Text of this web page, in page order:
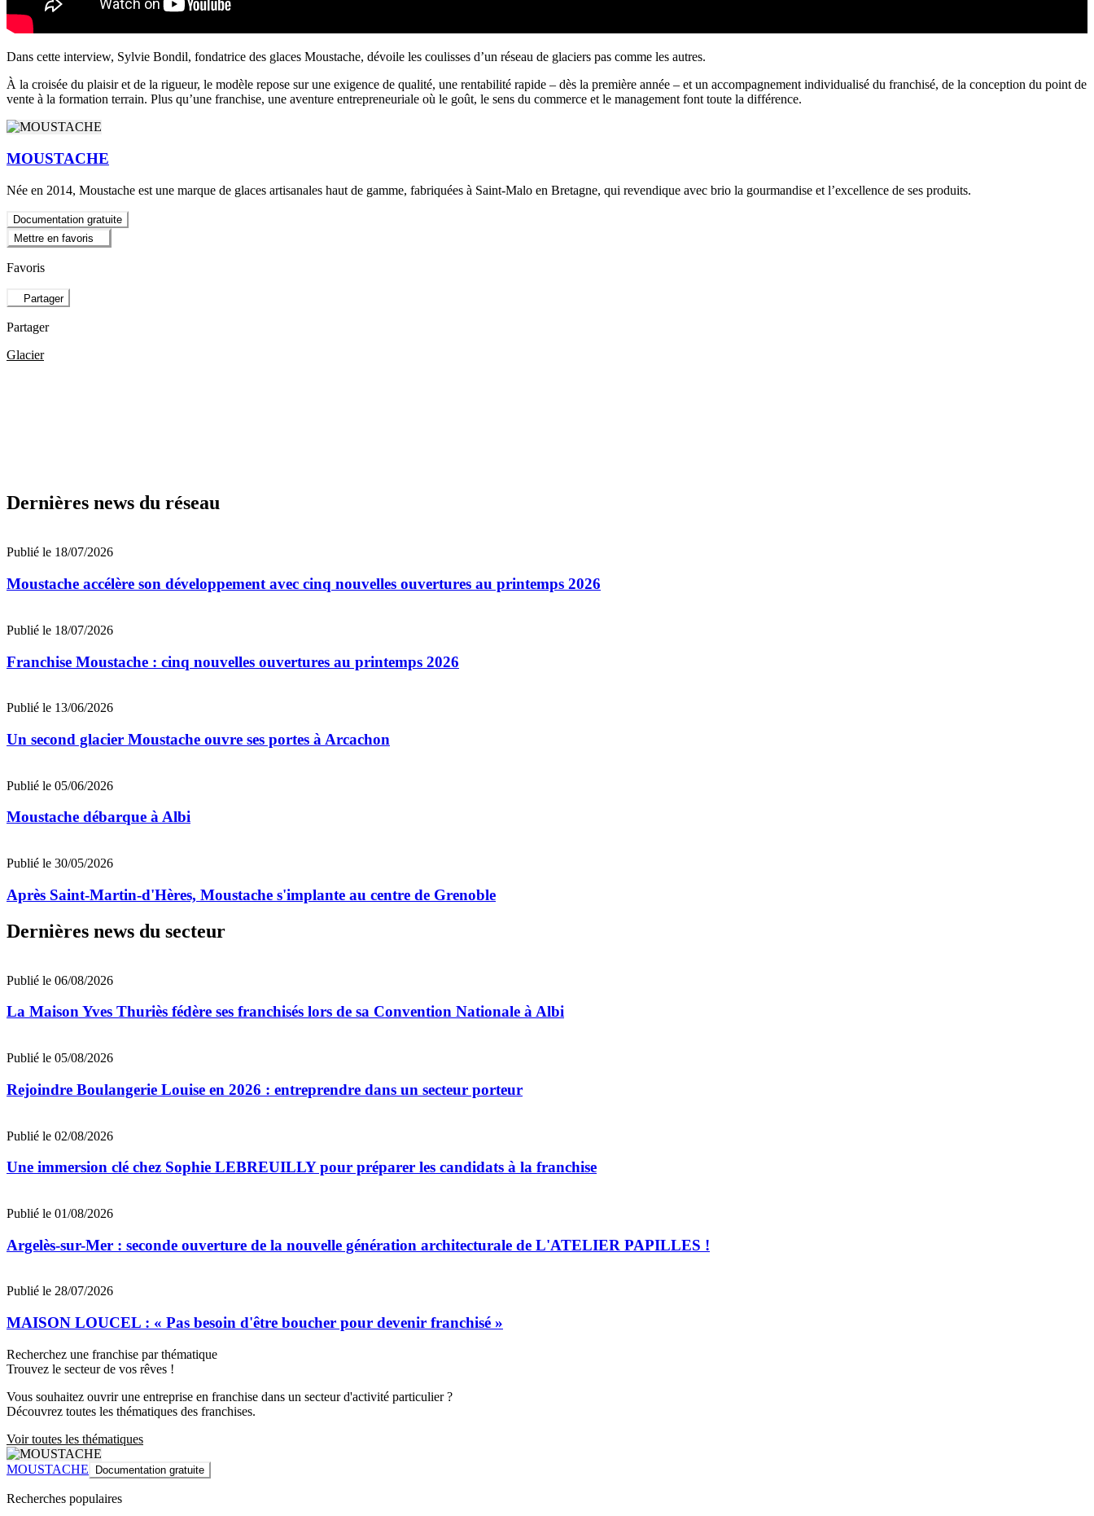
Dans cette interview, Sylvie Bondil, fondatrice des glaces Moustache, dévoile les coulisses d’un réseau de glaciers pas comme les autres.
À la croisée du plaisir et de la rigueur, le modèle repose sur une exigence de qualité, une rentabilité rapide – dès la première année – et un accompagnement individualisé du franchisé, de la conception du point de
vente à la formation terrain. Plus qu’une franchise, une aventure entrepreneuriale où le goût, le sens du commerce et le management font toute la différence.
MOUSTACHE
Née en 2014, Moustache est une marque de glaces artisanales haut de gamme, fabriquées à Saint-Malo en Bretagne, qui revendique avec brio la gourmandise et l’excellence de ses produits.
Documentation gratuite
Mettre en favoris
Favoris
Partager
Partager
Glacier
Dernières news du réseau
Publié le 18/07/2026
Moustache accélère son développement avec cinq nouvelles ouvertures au printemps 2026
Publié le 18/07/2026
Franchise Moustache : cinq nouvelles ouvertures au printemps 2026
Publié le 13/06/2026
Un second glacier Moustache ouvre ses portes à Arcachon
Publié le 05/06/2026
Moustache débarque à Albi
Publié le 30/05/2026
Après Saint-Martin-d'Hères, Moustache s'implante au centre de Grenoble
Dernières news du secteur
Publié le 06/08/2026
La Maison Yves Thuriès fédère ses franchisés lors de sa Convention Nationale à Albi
Publié le 05/08/2026
Rejoindre Boulangerie Louise en 2026 : entreprendre dans un secteur porteur
Publié le 02/08/2026
Une immersion clé chez Sophie LEBREUILLY pour préparer les candidats à la franchise
Publié le 01/08/2026
Argelès-sur-Mer : seconde ouverture de la nouvelle génération architecturale de L'ATELIER PAPILLES !
Publié le 28/07/2026
MAISON LOUCEL : « Pas besoin d'être boucher pour devenir franchisé »
Recherchez une franchise par thématique
Trouvez le secteur de vos rêves !
Vous souhaitez ouvrir une entreprise en franchise dans un secteur d'activité particulier ?
Découvrez toutes les thématiques des franchises.
Voir toutes les thématiques
MOUSTACHE Documentation gratuite
Recherches populaires